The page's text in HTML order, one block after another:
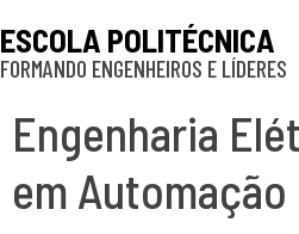
ESCOLA POLITÉCNICA
FORMANDO ENGENHEIROS E LÍDERES
Engenharia
em